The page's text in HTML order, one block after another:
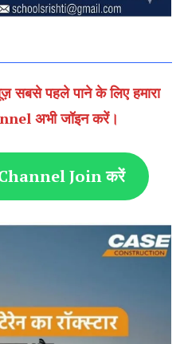
सबसे पहले पाने के लिए हमारा
अभी जॉइन करें।
Join करें